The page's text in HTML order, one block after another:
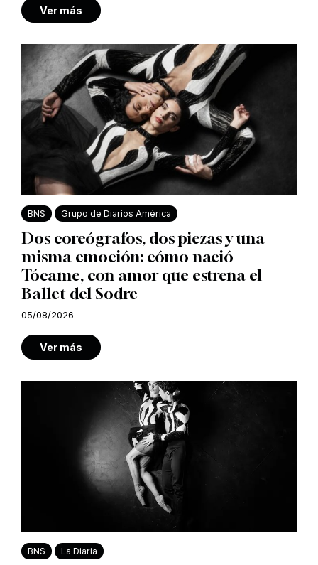
Ver más
BNS Grupo de Diarios América
Dos coreógrafos, dos piezas y una
misma emoción: cómo nació
Tócame, con amor que estrena el
Ballet del Sodre
05/08/2026
Ver más
BNS La Diaria